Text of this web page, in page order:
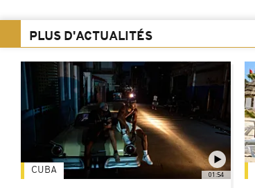
PLUS D'ACTUALITÉS
01:54
CUBA